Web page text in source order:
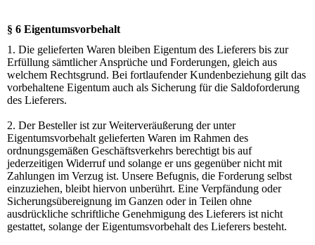
§ 6 Eigentumsvorbehalt
1. Die gelieferten Waren bleiben Eigentum des Lieferers bis zur
Erfüllung sämtlicher Ansprüche und Forderungen, gleich aus
welchem Rechtsgrund. Bei fortlaufender Kundenbeziehung gilt das
vorbehaltene Eigentum auch als Sicherung für die Saldoforderung
des Lieferers.
2. Der Besteller ist zur Weiterveräußerung der unter
Eigentumsvorbehalt gelieferten Waren im Rahmen des
ordnungsgemäßen Geschäftsverkehrs berechtigt bis auf
jederzeitigen Widerruf und solange er uns gegenüber nicht mit
Zahlungen im Verzug ist. Unsere Befugnis, die Forderung selbst
einzuziehen, bleibt hiervon unberührt. Eine Verpfändung oder
Sicherungsübereignung im Ganzen oder in Teilen ohne
ausdrückliche schriftliche Genehmigung des Lieferers ist nicht
gestattet, solange der Eigentumsvorbehalt des Lieferers besteht.